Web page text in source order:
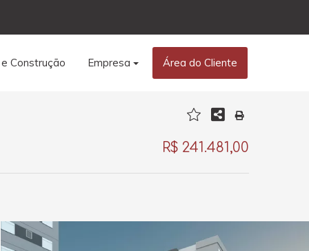
Construção Empresa Área do Cliente
R$ 241.481,00